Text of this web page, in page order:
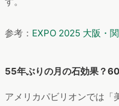
参考： EXPO 2025 大阪・
55年ぶりの月の石効果？
アメリカパビリオンでは「